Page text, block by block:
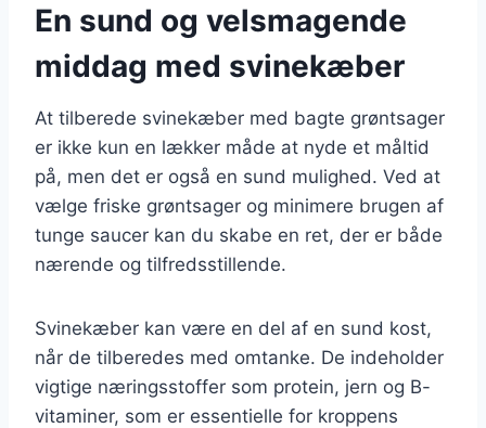
En sund og velsmagende
middag med svinekæber
At tilberede svinekæber med bagte grøntsager
er ikke kun en lækker måde at nyde et måltid
på, men det er også en sund mulighed. Ved at
vælge friske grøntsager og minimere brugen af
tunge saucer kan du skabe en ret, der er både
nærende og tilfredsstillende.
Svinekæber kan være en del af en sund kost,
når de tilberedes med omtanke. De indeholder
vigtige næringsstoffer som protein, jern og B-
vitaminer, som er essentielle for kroppens